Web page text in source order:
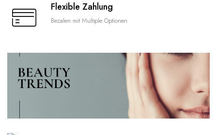
Flexible Zahlung
Bezalen mit Multiple Optionen